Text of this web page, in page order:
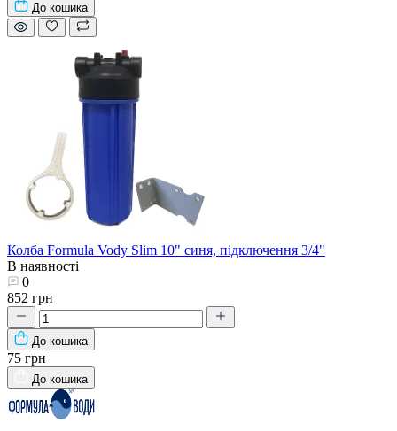
До кошика
Колба Formula Vody Slim 10" синя, підключення 3/4"
В наявності
0
852 грн
До кошика
75 грн
До кошика